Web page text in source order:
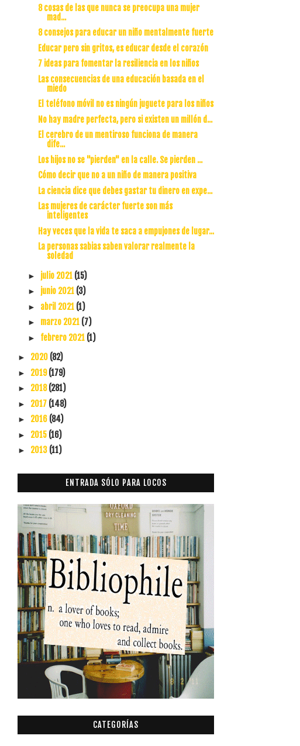
8 cosas de las que nunca se preocupa una mujer
mad...
8 consejos para educar un niño mentalmente fuerte
Educar pero sin gritos, es educar desde el corazón
7 ideas para fomentar la resiliencia en los niños
Las consecuencias de una educación basada en el
miedo
El teléfono móvil no es ningún juguete para los niños
No hay madre perfecta, pero si existen un millón d...
El cerebro de un mentiroso funciona de manera
dife...
Los hijos no se "pierden" en la calle. Se pierden ...
Cómo decir que no a un niño de manera positiva
La ciencia dice que debes gastar tu dinero en expe...
Las mujeres de carácter fuerte son más
inteligentes
Hay veces que la vida te saca a empujones de lugar...
La personas sabias saben valorar realmente la
soledad
► julio 2021 (15)
► junio 2021 (3)
► abril 2021 (1)
► marzo 2021 (7)
► febrero 2021 (1)
► 2020 (82)
► 2019(179)
► 2018(281)
► 2017 (148)
► 2016 (84)
► 2015 (16)
► 2013 (11)
ENTRADA SÓLO PARA LOCOS
CATEGORÍAS